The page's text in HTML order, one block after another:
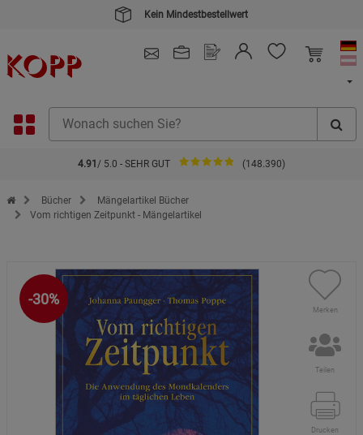
Kein Mindestbestellwert
4.91 / 5.0 - SEHR GUT (148.390)
Zur Startseite des Kopp Verlag Online-Shop
Bücher
Mängelartikel Bücher
Vom richtigen Zeitpunkt - Mängelartikel
-30%
Merken
Teilen
Drucken